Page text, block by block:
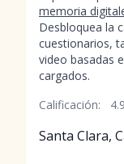
memoria
Desbloquea la
cuestionarios,
video basadas
cargados.
Calificación:
4.9
Santa Clara,